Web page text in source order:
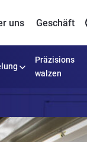
uns Geschäft
Präzisions
walzen